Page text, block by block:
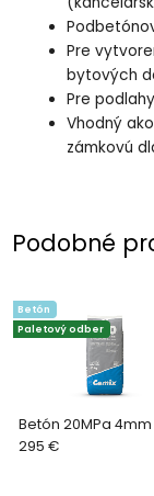
Pre
bytových
Pre
Vhodný
zámkovú
Podobné
Betón 20MPa 4mm
Betón
Paletový odber
295 €